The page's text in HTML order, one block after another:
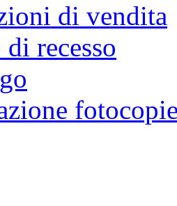
di vendita
recesso